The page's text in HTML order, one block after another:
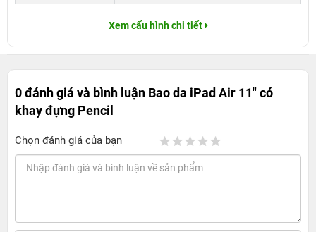
Xem cấu hình chi tiết
0 đánh giá và bình luận Bao da iPad Air 11" có
khay đựng Pencil
Chọn đánh giá của bạn